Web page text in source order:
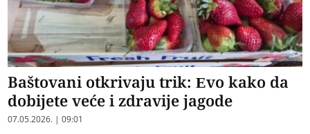
Baštovani otkrivaju trik: Evo kako da
dobijete veće i zdravije jagode
07.05.2026. | 09:01